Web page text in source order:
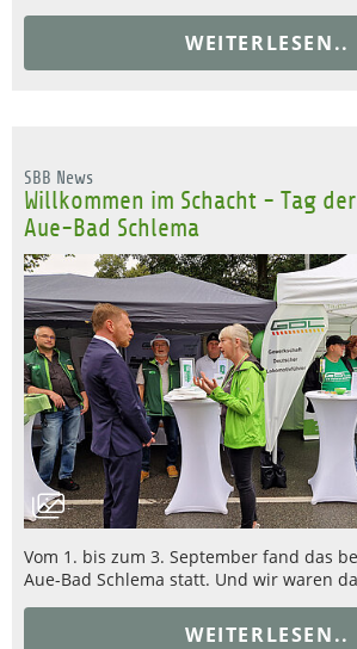
WEITERLESEN..
SBB News
Willkommen im Schacht - Tag
Aue-Bad Schlema
Vom 1. bis zum 3. September fand das
Aue-Bad Schlema statt. Und wir waren
WEITERLESEN..